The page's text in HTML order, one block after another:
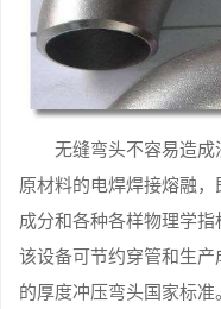
无缝弯头不容易造
原材料的电焊焊接熔融
成分和各种各样物理学指
该设备可节约穿管和生
的厚度冲压弯头国家标准。